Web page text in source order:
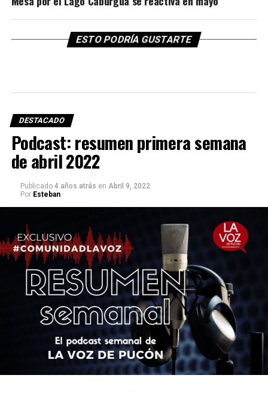
ESTO PODRÍA GUSTARTE
DESTACADO
Podcast: resumen primera semana
de abril 2022
Publicado 4 años atrás en Abril 9, 2022
Por Esteban